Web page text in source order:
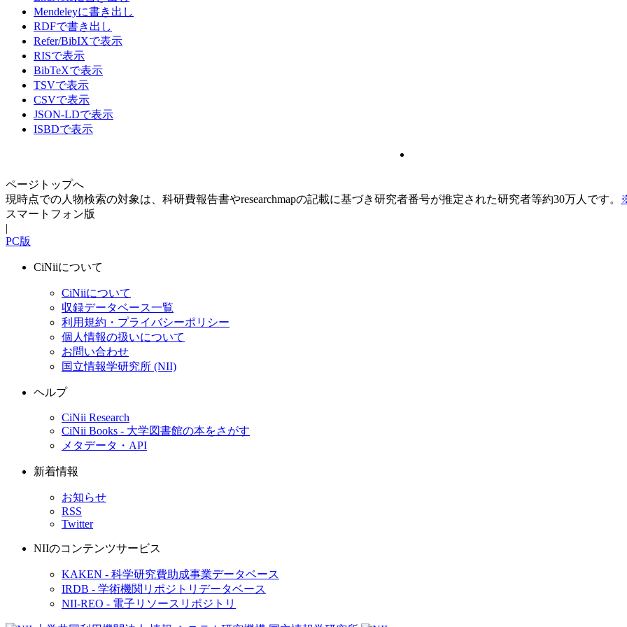
Mendeleyに書き出し
RDFで書き出し
Refer/BibIXで表示
RISで表示
BibTeXで表示
TSVで表示
CSVで表示
JSON-LDで表示
ISBDで表示
ページトップへ
現時点での人物検索の対象は、科研費報告書やresearchmapの記載に基づき研究者番号が推定された研究者等約30万人です。
スマートフォン版
|
PC版
CiNiiについて
CiNiiについて
収録データベース一覧
利用規約・プライバシーポリシー
個人情報の扱いについて
お問い合わせ
国立情報学研究所 (NII)
ヘルプ
CiNii Research
CiNii Books - 大学図書館の本をさがす
メタデータ・API
新着情報
お知らせ
RSS
Twitter
NIIのコンテンツサービス
KAKEN - 科学研究費助成事業データベース
IRDB - 学術機関リポジトリデータベース
NII-REO - 電子リソースリポジトリ